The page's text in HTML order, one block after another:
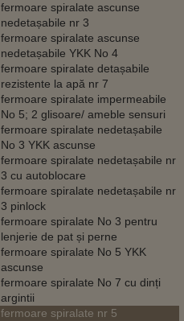
fermoare spiralate ascunse
nedetașabile nr 3
fermoare spiralate ascunse
nedetașabile YKK No 4
fermoare spiralate detașabile
rezistente la apă nr 7
fermoare spiralate impermeabile
No 5; 2 glisoare/ ameble sensuri
fermoare spiralate nedetașabile
No 3 YKK ascunse
fermoare spiralate nedetașabile nr
3 cu autoblocare
fermoare spiralate nedetașabile nr
3 pinlock
fermoare spiralate No 3 pentru
lenjerie de pat și perne
fermoare spiralate No 5 YKK
ascunse
fermoare spiralate No 7 cu dinți
argintii
fermoare spiralate nr 5